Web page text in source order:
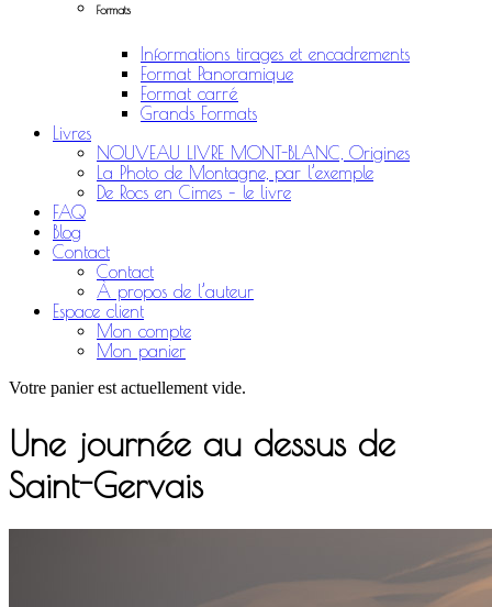
Formats
Informations tirages et encadrements
Format Panoramique
Format carré
Grands Formats
Livres
NOUVEAU LIVRE MONT-BLANC, Origines
La Photo de Montagne, par l’exemple
De Rocs en Cimes – le livre
FAQ
Blog
Contact
Contact
À propos de l’auteur
Espace client
Mon compte
Mon panier
Votre panier est actuellement vide.
Une journée au dessus de
Saint-Gervais